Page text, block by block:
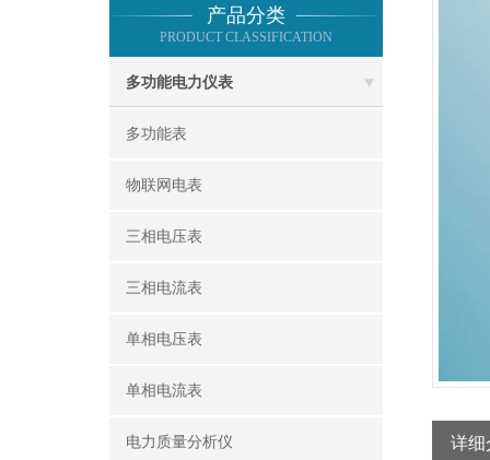
产品分类
PRODUCT CLASSIFICATION
多功能电力仪表
多功能表
物联网电表
三相电压表
三相电流表
单相电压表
单相电流表
电力质量分析仪 详细